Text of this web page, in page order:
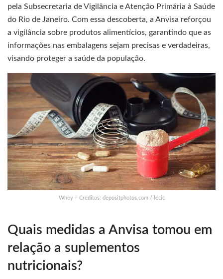
pela Subsecretaria de Vigilância e Atenção Primária à Saúde
do Rio de Janeiro. Com essa descoberta, a Anvisa reforçou
a vigilância sobre produtos alimentícios, garantindo que as
informações nas embalagens sejam precisas e verdadeiras,
visando proteger a saúde da população.
Whey – Créditos: depositphotos.com / lecic
Quais medidas a Anvisa tomou em
relação a suplementos
nutricionais?